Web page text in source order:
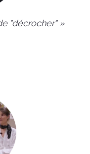
"décrocher" »